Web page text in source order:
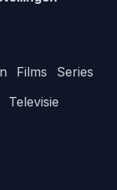
Films
Series
Televisie